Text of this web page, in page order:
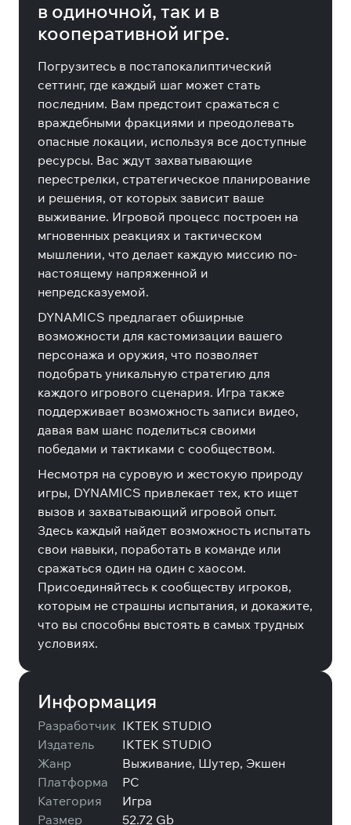
в одиночной, так и в
кооперативной игре.
Погрузитесь в постапокалиптический
сеттинг, где каждый шаг может стать
последним. Вам предстоит сражаться с
враждебными фракциями и преодолевать
опасные локации, используя все доступные
ресурсы. Вас ждут захватывающие
перестрелки, стратегическое планирование
и решения, от которых зависит ваше
выживание. Игровой процесс построен на
мгновенных реакциях и тактическом
мышлении, что делает каждую миссию по-
настоящему напряженной и
непредсказуемой.
DYNAMICS предлагает обширные
возможности для кастомизации вашего
персонажа и оружия, что позволяет
подобрать уникальную стратегию для
каждого игрового сценария. Игра также
поддерживает возможность записи видео,
давая вам шанс поделиться своими
победами и тактиками с сообществом.
Несмотря на суровую и жестокую природу
игры, DYNAMICS привлекает тех, кто ищет
вызов и захватывающий игровой опыт.
Здесь каждый найдет возможность испытать
свои навыки, поработать в команде или
сражаться один на один с хаосом.
Присоединяйтесь к сообществу игроков,
которым не страшны испытания, и докажите,
что вы способны выстоять в самых трудных
условиях.
Информация
Разработчик IKTEK STUDIO
Издатель
IKTEK STUDIO
Жанр
Выживание, Шутер, Экшен
Платформа
PC
Категория
Игра
Размер
52.72 Gb